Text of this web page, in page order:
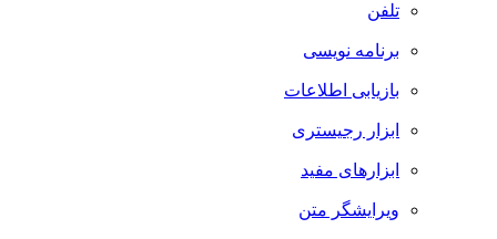
تلفن
برنامه نویسی
بازیابی اطلاعات
ابزار رجیستری
ابزارهای مفید
ویرایشگر متن